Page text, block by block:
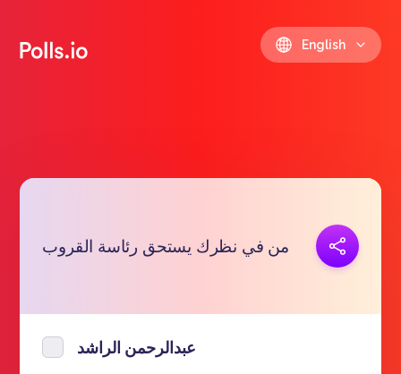
English
من في نظرك يستحق رئاسة القروب
Copy link
عبدالرحمن الراشد